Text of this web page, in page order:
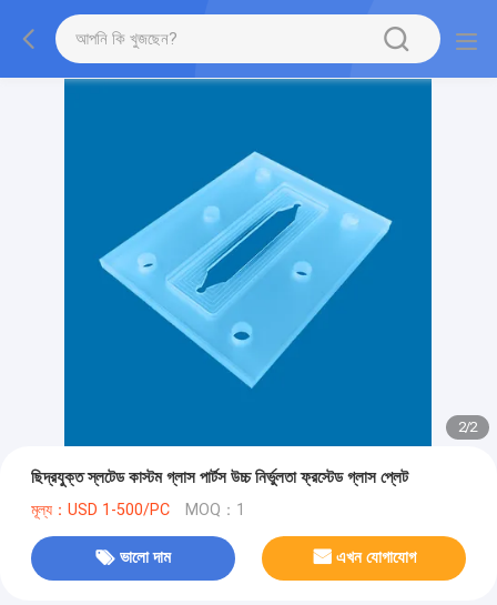
2/2
ছিদ্রযুক্ত স্লটেড কাস্টম গ্লাস পার্টস উচ্চ নির্ভুলতা ফ্রস্টেড গ্লাস প্লেট
মূল্য：USD 1-500/PC MOQ：1
ভালো দাম এখন যোগাযোগ